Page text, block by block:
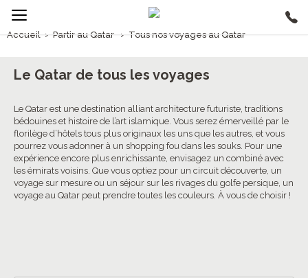
Accueil › Partir au Qatar › Tous nos voyages au Qatar
Voyages Qatar
Le Qatar de tous les voyages
Le Qatar est une destination alliant architecture futuriste, traditions
bédouines et histoire de l’art islamique. Vous serez émerveillé par le
florilège d’hôtels tous plus originaux les uns que les autres, et vous
pourrez vous adonner à un shopping fou dans les souks. Pour une
expérience encore plus enrichissante, envisagez un combiné avec
les émirats voisins. Que vous optiez pour un circuit découverte, un
voyage sur mesure ou un séjour sur les rivages du golfe persique, un
voyage au Qatar peut prendre toutes les couleurs. À vous de choisir !